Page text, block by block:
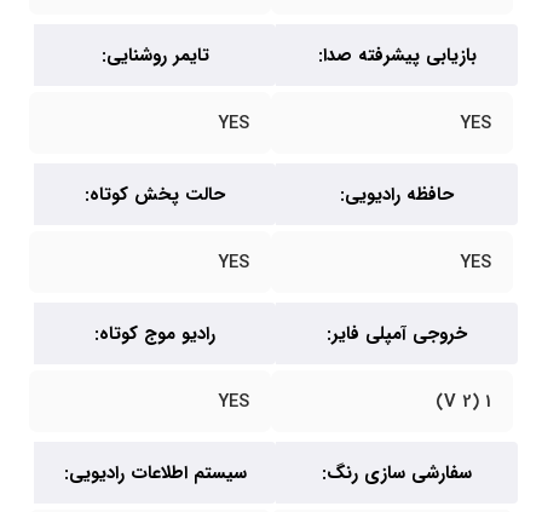
بازیابی پیشرفته صدا:
YES
تایمر روشنایی:
YES
حافظه رادیویی:
YES
حالت پخش کوتاه:
YES
خروجی آمپلی فایر: رادیو موج کوتاه:
YES
سفارشی سازی رنگ: سیستم اطلاعات رادیویی: